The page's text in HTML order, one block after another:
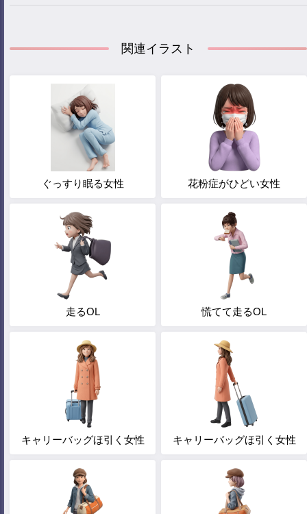
関連イラスト
ぐっすり眠る女性 花粉症がひどい女性
走るOL 慌てて走るOL
キャリーバッグほ引く女性 キャリーバッグほ引く女性